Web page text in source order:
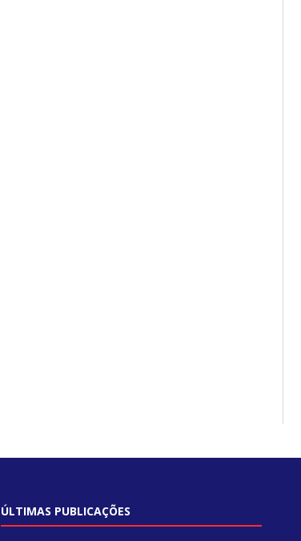
ÚLTIMAS PUBLICAÇÕES